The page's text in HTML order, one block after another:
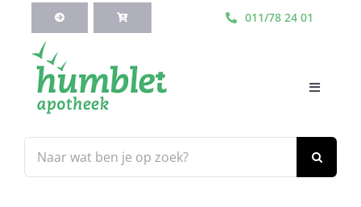
inhoud
011/78 24 01
naar:
Toggle
Webshop